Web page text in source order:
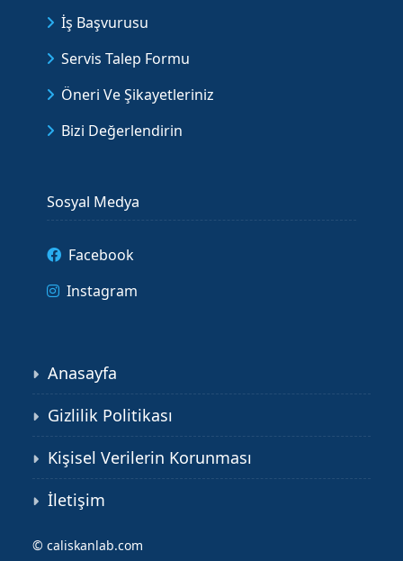
İş Başvurusu
Servis Talep Formu
Öneri Ve Şikayetleriniz
Bizi Değerlendirin
Sosyal Medya
Facebook
Instagram
Anasayfa
Gizlilik Politikası
Kişisel Verilerin Korunması
İletişim
© caliskanlab.com